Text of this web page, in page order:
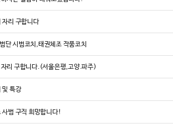
자리 구합니다
단 시범코치,태권체조 작품코치
리 구합니다.(서울은평,고양.파주)
및 특강
사범 구직 희망합니다!